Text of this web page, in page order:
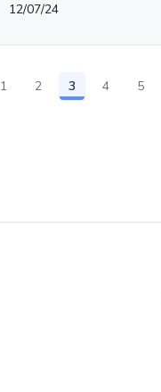
12/07/24
Página
1 Página
2 Página
3 Página
4 5